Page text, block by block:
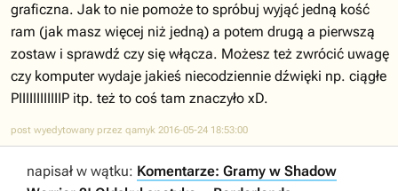
graficzna. Jak to nie pomoże to spróbuj wyjąć jedną kość
ram (jak masz więcej niż jedną) a potem drugą a pierwszą
zostaw i sprawdź czy się włącza. Możesz też zwrócić uwagę
czy komputer wydaje jakieś niecodziennie dźwięki np. ciągłe
PIIIIIIIIIIIIP itp. też to coś tam znaczyło xD.
post wyedytowany przez qamyk 2016-05-24 18:53:00
napisał w wątku: Komentarze: Gramy w Shadow